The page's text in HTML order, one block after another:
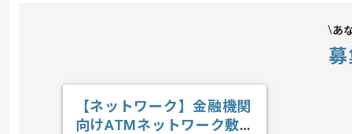
あ
【ネットワーク】金融機関
向けATMネットワーク敷